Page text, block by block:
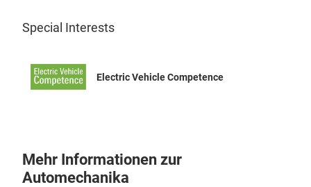
Special Interests
Electric Vehicle Competence
Mehr Informationen zur
Automechanika